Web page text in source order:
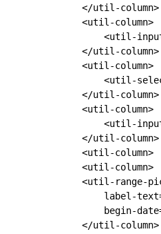
            </util-column>
            <util-column>
<util-
            </util-column>
            <util-column>
<util-
            </util-column>
            <util-column>
<util-
            </util-column>
            <util-column>
            <util-column>
<util-range-
label-
begin-
            </util-column>